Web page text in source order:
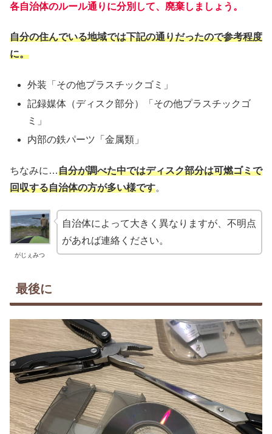
各自治体のルール通りに分別して、廃棄しましょう。
自分の住んでいる地域では下記の通りだったので参考程度
に。
外装「その他プラスチックゴミ」
記録媒体（ディスク部分）「その他プラスチックゴ
ミ」
内部の鉄パーツ「金属類」
ちなみに…自分が調べた中ではディスク部分は可燃ゴミで
回収する自治体の方が多い様です。
がじぇみつ
自治体によって大きく異なりますが、不明点
があれば連絡ください。
最後に